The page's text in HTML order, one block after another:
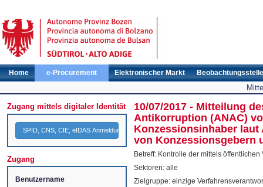
Home e-Procurement Elektronischer Markt Beobachtungsstelle
Zugang mittels digitaler Identität
SPID, CNS, CIE, eIDAS Anmeldung
Zugang
Benutzername
10/07/2017 - Mitteilung
Antikorruption (ANAC)
Konzessionsinhaber laut
von Konzessionsgebern
Betreff: Kontrolle der mittels
Sektoren: alle
Zielgruppe: einzige